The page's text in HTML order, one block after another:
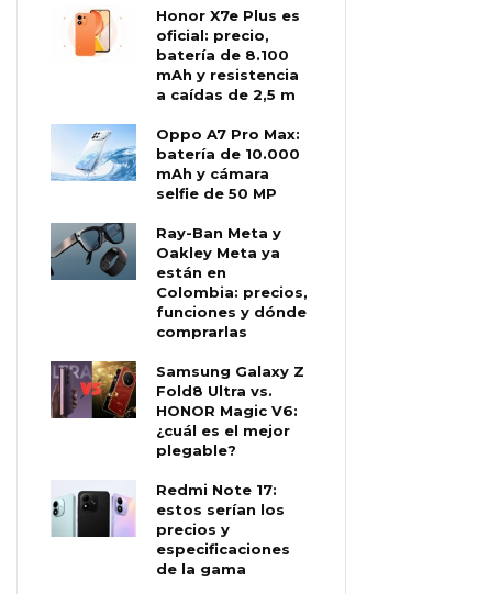
Honor X7e Plus es
oficial: precio,
batería de 8.100
mAh y resistencia
a caídas de 2,5 m
Oppo A7 Pro Max:
batería de 10.000
mAh y cámara
selfie de 50 MP
Ray-Ban Meta y
Oakley Meta ya
están en
Colombia: precios,
funciones y dónde
comprarlas
Samsung Galaxy Z
Fold8 Ultra vs.
HONOR Magic V6:
¿cuál es el mejor
plegable?
Redmi Note 17:
estos serían los
precios y
especificaciones
de la gama